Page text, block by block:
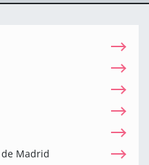
de Madrid